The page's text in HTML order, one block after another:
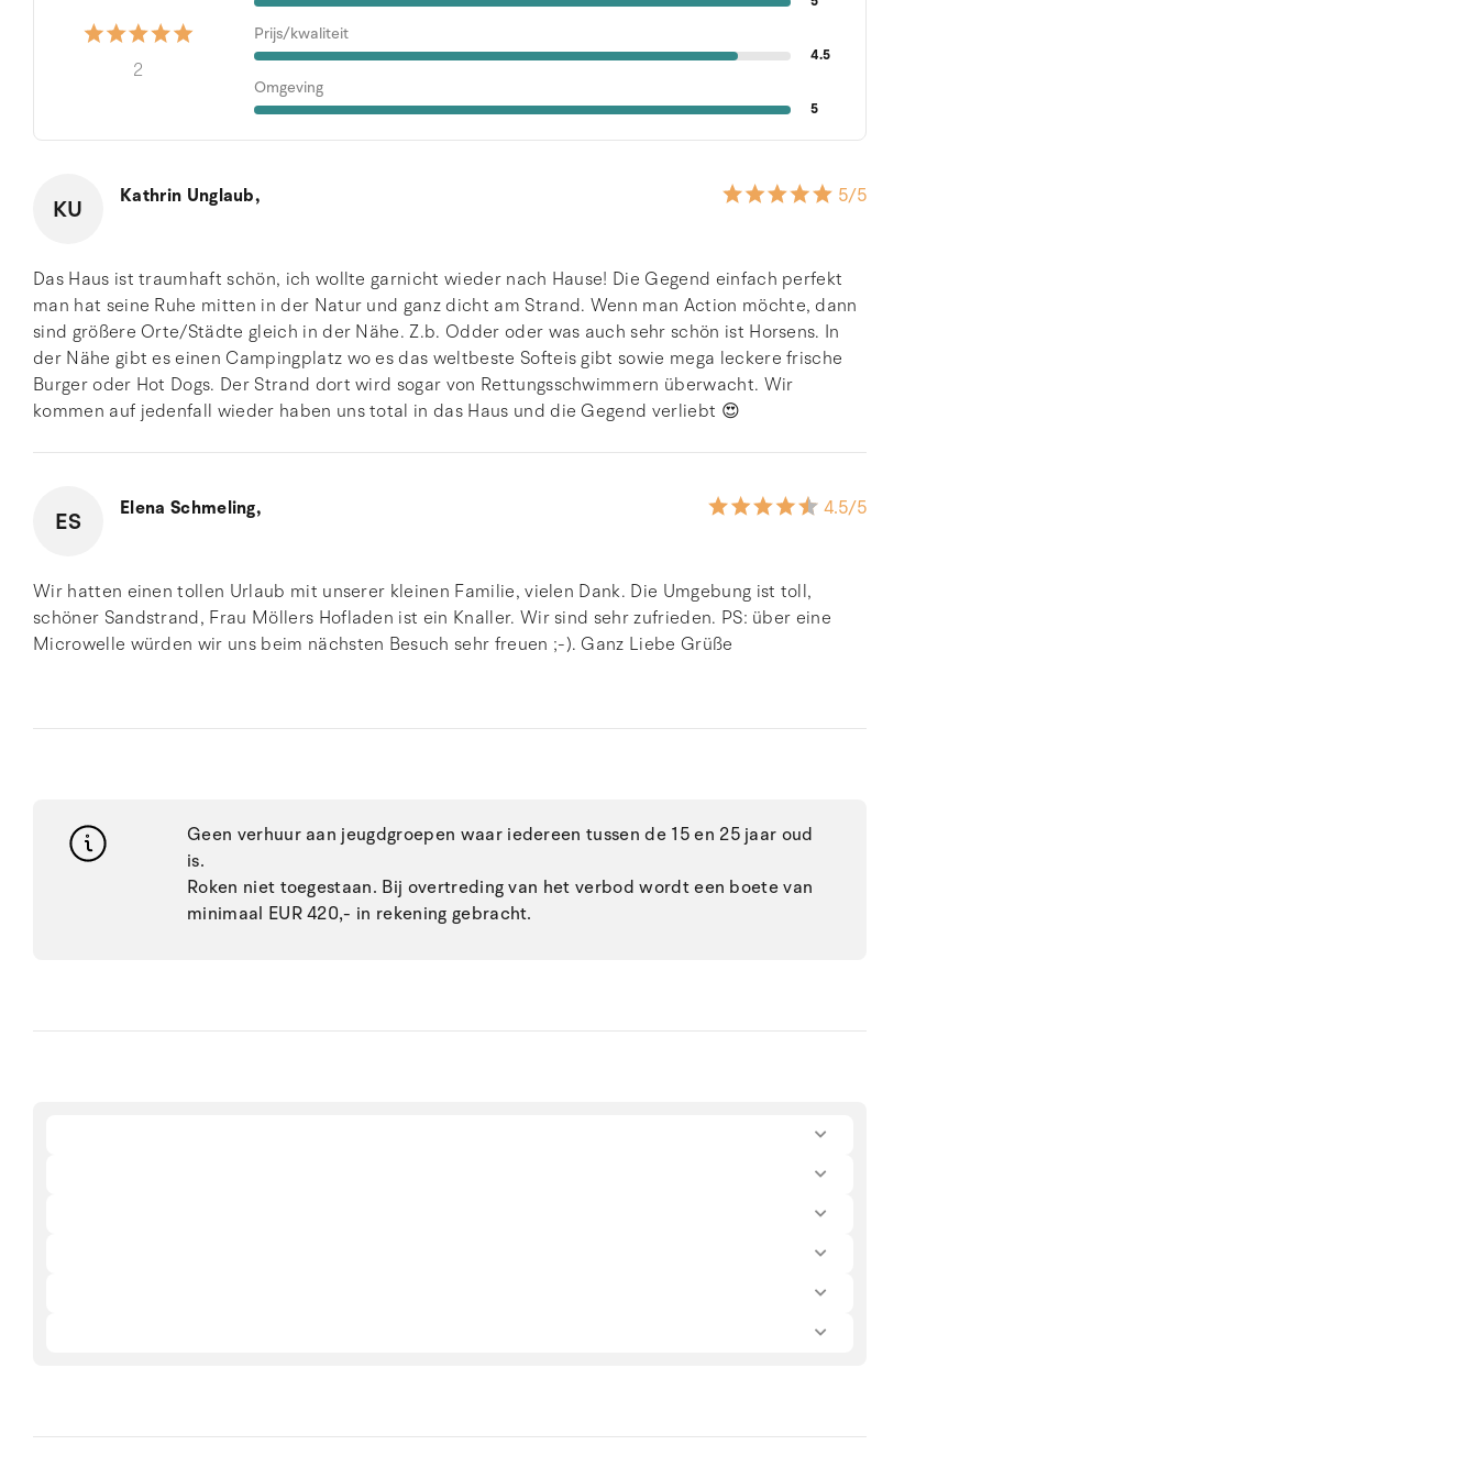
2
Prijs/kwaliteit
4.5
Omgeving
5
KU Kathrin Unglaub, 5/5
Das Haus ist traumhaft schön, ich wollte garnicht wieder nach Hause! Die Gegend einfach perfekt
man hat seine Ruhe mitten in der Natur und ganz dicht am Strand. Wenn man Action möchte, dann
sind größere Orte/Städte gleich in der Nähe. Z.b. Odder oder was auch sehr schön ist Horsens. In
der Nähe gibt es einen Campingplatz wo es das weltbeste Softeis gibt sowie mega leckere frische
Burger oder Hot Dogs. Der Strand dort wird sogar von Rettungsschwimmern überwacht. Wir
kommen auf jedenfall wieder haben uns total in das Haus und die Gegend verliebt 😍
ES Elena Schmeling, 4.5/5
Wir hatten einen tollen Urlaub mit unserer kleinen Familie, vielen Dank. Die Umgebung ist toll,
schöner Sandstrand, Frau Möllers Hofladen ist ein Knaller. Wir sind sehr zufrieden. PS: über eine
Microwelle würden wir uns beim nächsten Besuch sehr freuen ;-). Ganz Liebe Grüße
Geen verhuur aan jeugdgroepen waar iedereen tussen de 15 en 25 jaar oud
is.
Roken niet toegestaan. Bij overtreding van het verbod wordt een boete van
minimaal EUR 420,- in rekening gebracht.